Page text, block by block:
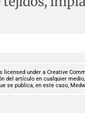
licensed under a Creative
del artículo en cualquier
se publica, en este caso,